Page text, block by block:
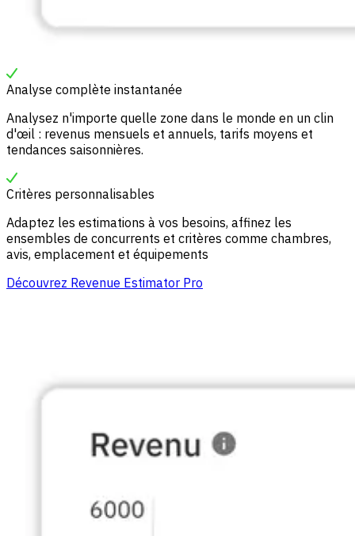
Analyse complète instantanée
Analysez n'importe quelle zone dans le monde en un clin
d'œil : revenus mensuels et annuels, tarifs moyens et
tendances saisonnières.
Critères personnalisables
Adaptez les estimations à vos besoins, affinez les
ensembles de concurrents et critères comme chambres,
avis, emplacement et équipements
Découvrez Revenue Estimator Pro